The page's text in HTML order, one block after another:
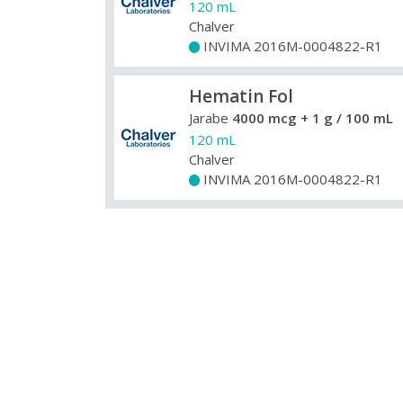
120 mL
Chalver
INVIMA 2016M-0004822-R1
Hematin Fol
Jarabe 4000 mcg + 1 g / 100 mL
120 mL
Chalver
INVIMA 2016M-0004822-R1